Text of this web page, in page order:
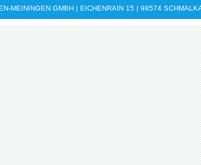
MEININGEN GMBH | EICHENRAIN 15 | 98574